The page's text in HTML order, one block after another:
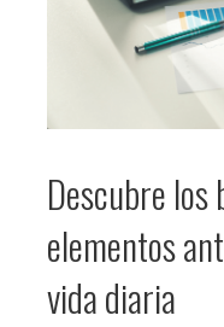
Descubre los
elementos
vida diaria